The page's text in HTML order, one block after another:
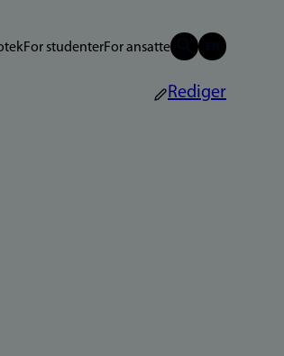
For studenterFor ansatte
Rediger